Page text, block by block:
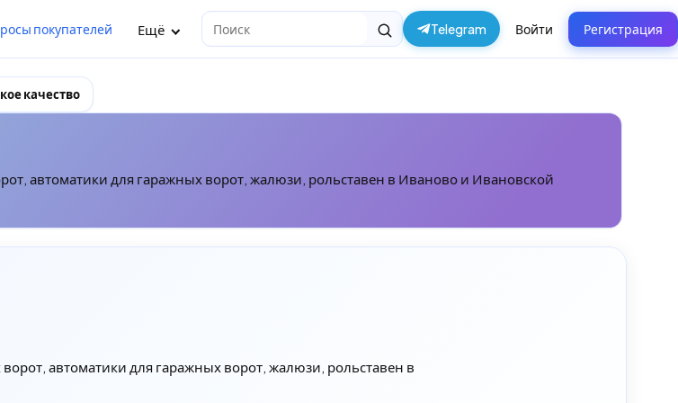
покупателей Ещё Поиск Telegram Войти Регистрация
качество
автоматики для гаражных ворот, жалюзи, рольставен в Иваново и Ивановской
автоматики для гаражных ворот, жалюзи, рольставен в